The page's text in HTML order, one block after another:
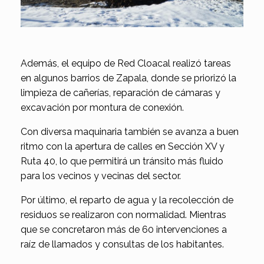
Además, el equipo de Red Cloacal realizó tareas
en algunos barrios de Zapala, donde se priorizó la
limpieza de cañerías, reparación de cámaras y
excavación por montura de conexión.
Con diversa maquinaria también se avanza a buen
ritmo con la apertura de calles en Sección XV y
Ruta 40, lo que permitirá un tránsito más fluido
para los vecinos y vecinas del sector.
Por último, el reparto de agua y la recolección de
residuos se realizaron con normalidad. Mientras
que se concretaron más de 60 intervenciones a
raíz de llamados y consultas de los habitantes.